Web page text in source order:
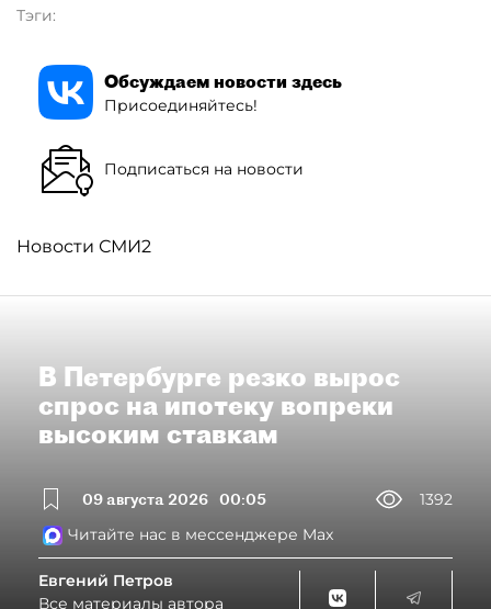
Тэги:
Обсуждаем новости здесь
Присоединяйтесь!
Подписаться на новости
Новости СМИ2
В Петербурге резко вырос
спрос на ипотеку вопреки
высоким ставкам
09 августа 2026 00:05
1392
Читайте нас в мессенджере Max
Евгений Петров
Все материалы автора